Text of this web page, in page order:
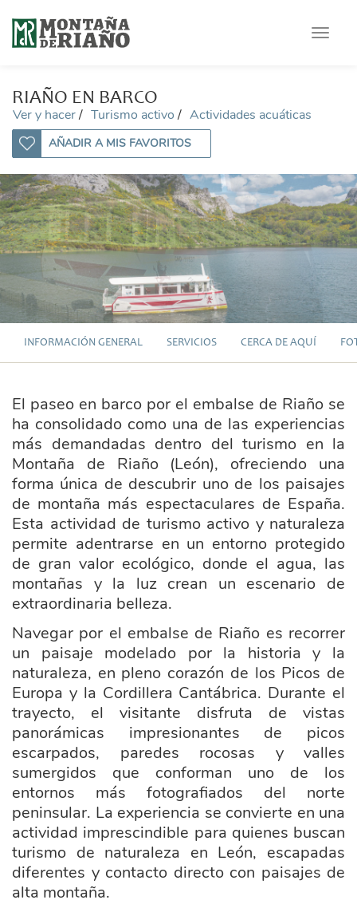
Toggle
RIAÑO EN BARCO
Ver y hacer Turismo activo Actividades acuáticas
AÑADIR A MIS FAVORITOS
INFORMACIÓN GENERAL SERVICIOS CERCA DE AQUÍ
El paseo en barco por el embalse de Riaño se
ha consolidado como una de las experiencias
más demandadas dentro del turismo en la
Montaña de Riaño (León), ofreciendo una
forma única de descubrir uno de los paisajes
de montaña más espectaculares de España.
Esta actividad de turismo activo y naturaleza
permite adentrarse en un entorno protegido
de gran valor ecológico, donde el agua, las
montañas y la luz crean un escenario de
extraordinaria belleza.
Navegar por el embalse de Riaño es recorrer
un paisaje modelado por la historia y la
naturaleza, en pleno corazón de los Picos de
Europa y la Cordillera Cantábrica. Durante el
trayecto, el visitante disfruta de vistas
panorámicas impresionantes de picos
escarpados, paredes rocosas y valles
sumergidos que conforman uno de los
entornos más fotografiados del norte
peninsular. La experiencia se convierte en una
actividad imprescindible para quienes buscan
turismo de naturaleza en León, escapadas
diferentes y contacto directo con paisajes de
alta montaña.